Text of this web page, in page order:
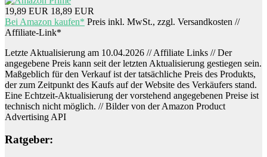
19,89 EUR 18,89 EUR
Bei Amazon kaufen* Preis inkl. MwSt., zzgl. Versandkosten //
Affiliate-Link*
Letzte Aktualisierung am 10.04.2026 // Affiliate Links // Der
angegebene Preis kann seit der letzten Aktualisierung gestiegen sein.
Maßgeblich für den Verkauf ist der tatsächliche Preis des Produkts,
der zum Zeitpunkt des Kaufs auf der Website des Verkäufers stand.
Eine Echtzeit-Aktualisierung der vorstehend angegebenen Preise ist
technisch nicht möglich. // Bilder von der Amazon Product
Advertising API
Ratgeber: